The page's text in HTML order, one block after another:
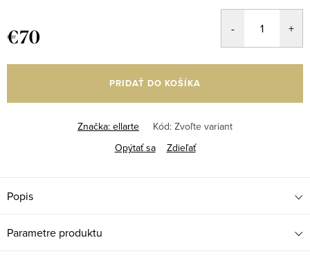
€70
cena:
PRIDAŤ DO KOŠÍKA
Značka: ellarte Kód: Zvoľte variant
Opýtať sa
Zdieľať
Popis
Parametre produktu